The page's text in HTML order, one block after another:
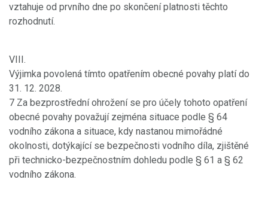
vztahuje od prvního dne po skončení platnosti těchto
rozhodnutí.
VIII.
Výjimka povolená tímto opatřením obecné povahy platí do
31. 12. 2028.
7 Za bezprostřední ohrožení se pro účely tohoto opatření
obecné povahy považují zejména situace podle § 64
vodního zákona a situace, kdy nastanou mimořádné
okolnosti, dotýkající se bezpečnosti vodního díla, zjištěné
při technicko-bezpečnostním dohledu podle § 61 a § 62
vodního zákona.